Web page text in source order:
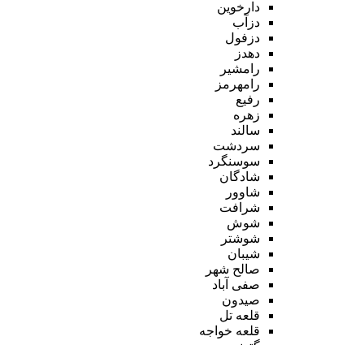
دارخوین
دزآب
دزفول
دهدز
رامشیر
رامهرمز
رفیع
زهره
سالند
سردشت
سوسنگرد
شادگان
شاوور
شرافت
شوش
شوشتر
شیبان
صالح شهر
صفی آباد
صیدون
قلعه تل
قلعه خواجه